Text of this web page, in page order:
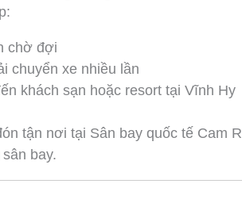
chờ đợi
chuyển xe nhiều lần
khách sạn hoặc resort tại Vĩnh Hy
tận nơi tại Sân bay quốc tế Cam
bay.